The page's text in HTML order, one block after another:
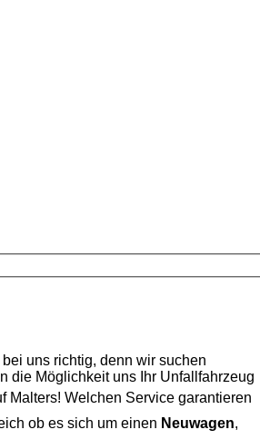
uns richtig, denn wir suchen
die Möglichkeit uns Ihr Unfallfahrzeug
Malters! Welchen Service garantieren
und ganz gleich ob es sich um einen Neuwagen,